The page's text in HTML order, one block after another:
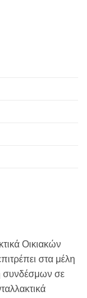
Οικιακών
στα μέλη
συνδέσμων σε